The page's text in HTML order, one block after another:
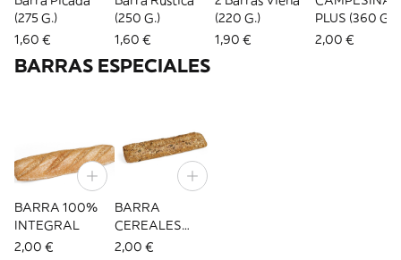
(275 G.)
1,60 €
(250 G.)
1,60 €
(220 G.)
1,90 €
PLUS (360 G.)
2,00 €
BARRAS ESPECIALES
BARRA 100%
INTEGRAL
2,00 €
BARRA
CEREALES
(275G.)
2,00 €